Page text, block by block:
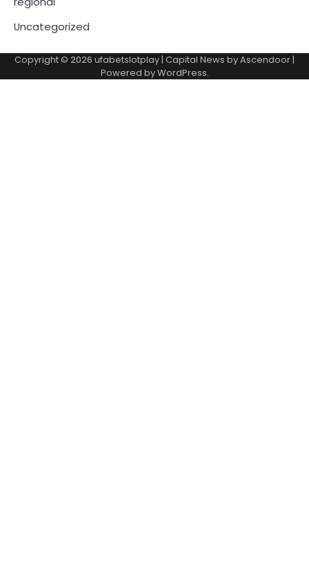
Uncategorized
Copyright © 2026 ufabetslotplay| Capital News byAscendoor|
Powered byWordPress.